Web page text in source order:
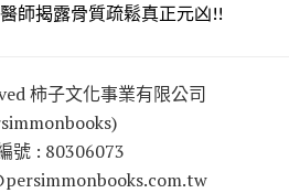
師揭露骨質疏鬆真正元凶!!
柿子文化事業有限公司
號 : 80306073